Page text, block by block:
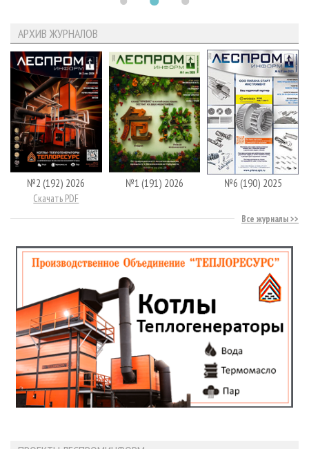
АРХИВ ЖУРНАЛОВ
№2 (192) 2026
Скачать PDF
№1 (191) 2026 №6 (190) 2025
Все журналы